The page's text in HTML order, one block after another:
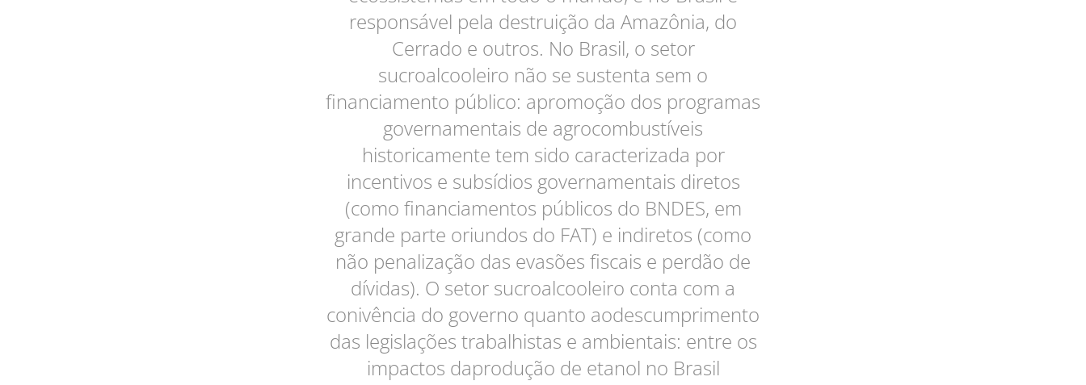
responsável pela destruição da Amazônia, do
Cerrado e outros. No Brasil, o setor
sucroalcooleiro não se sustenta sem o
financiamento público: apromoção dos programas
governamentais de agrocombustíveis
historicamente tem sido caracterizada por
incentivos e subsídios governamentais diretos
(como financiamentos públicos do BNDES, em
grande parte oriundos do FAT) e indiretos (como
não penalização das evasões fiscais e perdão de
dívidas). O setor sucroalcooleiro conta com a
conivência do governo quanto aodescumprimento
das legislações trabalhistas e ambientais: entre os
impactos daprodução de etanol no Brasil